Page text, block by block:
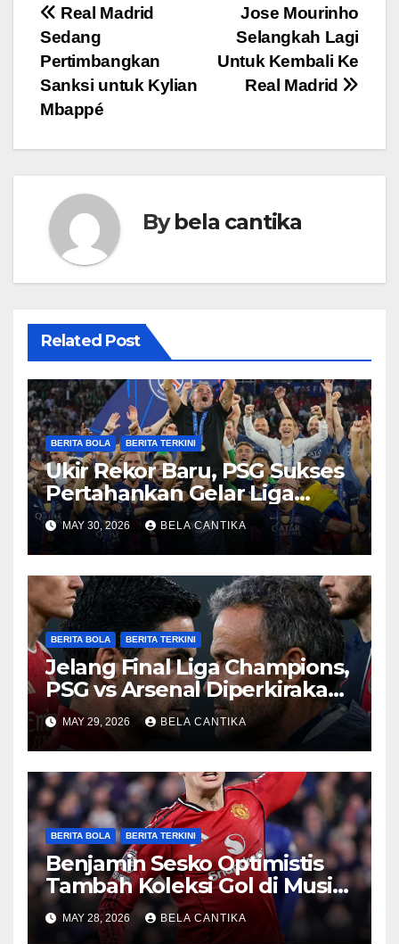
Post
navigation
Jose Mourinho
Selangkah Lagi
Untuk Kembali Ke
Real Madrid
Real Madrid
Sedang
Pertimbangkan
Sanksi untuk Kylian
Mbappé
Bybela cantika
Related Post
BERITA BOLA BERITA TERKINI
Ukir Rekor Baru, PSG Sukses
Pertahankan Gelar Liga
Champions
MAY 30, 2026 BELA CANTIKA
BERITA BOLA BERITA TERKINI
Jelang Final Liga Champions,
PSG vs Arsenal Diperkirakan
Sengit
MAY 29, 2026 BELA CANTIKA
BERITA BOLA BERITA TERKINI
Benjamin Sesko Optimistis
Tambah Koleksi Gol di Musim
2026/27
MAY 28, 2026 BELA CANTIKA